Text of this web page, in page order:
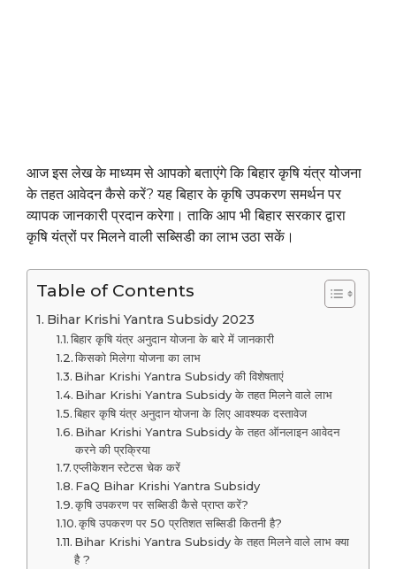
आज इस लेख के माध्यम से आपको बताएंगे कि बिहार कृषि यंत्र योजना
के तहत आवेदन कैसे करें? यह बिहार के कृषि उपकरण समर्थन पर
व्यापक जानकारी प्रदान करेगा। ताकि आप भी बिहार सरकार द्वारा
कृषि यंत्रों पर मिलने वाली सब्सिडी का लाभ उठा सकें।
Table of Contents
Bihar Krishi Yantra Subsidy 2023
बिहार कृषि यंत्र अनुदान योजना के बारे में जानकारी
किसको मिलेगा योजना का लाभ
Bihar Krishi Yantra Subsidy की विशेषताएं
Bihar Krishi Yantra Subsidy के तहत मिलने वाले लाभ
बिहार कृषि यंत्र अनुदान योजना के लिए आवश्यक दस्तावेज
Bihar Krishi Yantra Subsidy के तहत ऑनलाइन आवेदन
करने की प्रक्रिया
एप्लीकेशन स्टेटस चेक करें
FaQ Bihar Krishi Yantra Subsidy
कृषि उपकरण पर सब्सिडी कैसे प्राप्त करें?
कृषि उपकरण पर 50 प्रतिशत सब्सिडी कितनी है?
Bihar Krishi Yantra Subsidy के तहत मिलने वाले लाभ क्या
है ?